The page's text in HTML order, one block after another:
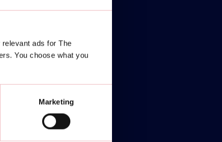
ads for The
You choose what you
Marketing
Hüften
zu